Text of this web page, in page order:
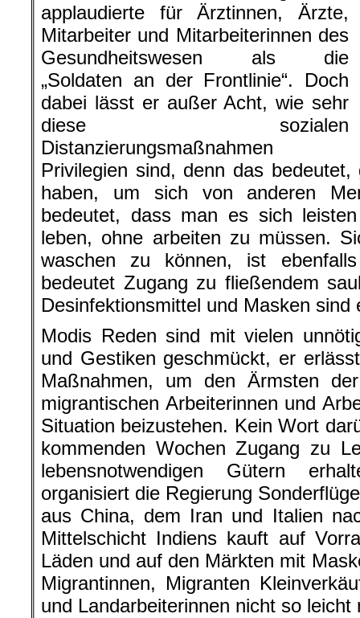
applaudierte für Ärztinnen, Ärzte,
Mitarbeiter und Mitarbeiterinnen des
Gesundheitswesen als die
„Soldaten an der Frontlinie“. Doch
dabei lässt er außer Acht, wie sehr
diese sozialen
Distanzierungsmaßnahmen
Privilegien sind, denn das
haben, um sich von anderen
bedeutet, dass man es sich
leben, ohne arbeiten zu müssen.
waschen zu können, ist
bedeutet Zugang zu fließendem
Desinfektionsmittel und Masken sind
Modis Reden sind mit vielen
und Gestiken geschmückt, er
Maßnahmen, um den Ärmsten
migrantischen Arbeiterinnen und
Situation beizustehen. Kein Wort
kommenden Wochen Zugang zu
lebensnotwendigen Gütern
organisiert die Regierung
aus China, dem Iran und Italien
Mittelschicht Indiens kauft auf
Läden und auf den Märkten mit
Migrantinnen, Migranten
und Landarbeiterinnen nicht so leicht